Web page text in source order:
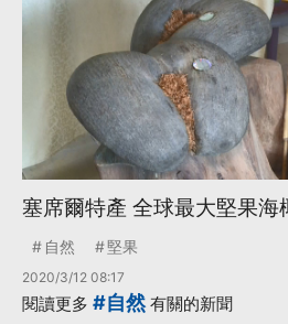
塞席爾特產 全球最大堅果海
自然 堅果
2020/3/12 08:17
閱讀更多 #自然有關的新聞